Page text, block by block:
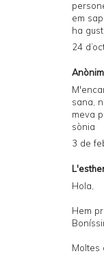
em
ha
24
sana,
meva
sònia
3 de
Hola,
Hem
Moltes